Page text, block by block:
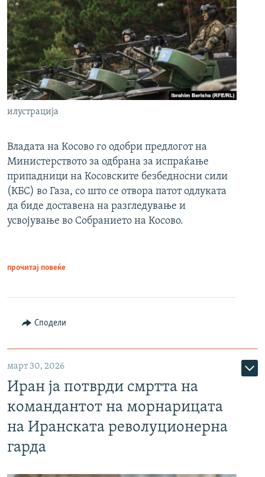
илустрација
Владата на Косово го одобри предлогот на
Министерството за одбрана за испраќање
припадници на Косовските безбедносни сили
(КБС) во Газа, со што се отвора патот одлуката
да биде доставена на разгледување и
усвојување во Собранието на Косово.
прочитај повеќе
Сподели
март 30, 2026
Иран ја потврди смртта на
командантот на морнарицата
на Иранската револуционерна
гарда